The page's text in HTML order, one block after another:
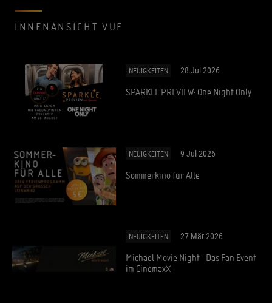
INNENANSICHT VUE
NEUIGKEITEN 28 Jul 2026
SPARKLE PREVIEW: One Night Only
NEUIGKEITEN 9 Jul 2026
Sommerkino für Alle
NEUIGKEITEN 27 Mär 2026
Michael Movie Night - Das Fan Event
im CinemaxX